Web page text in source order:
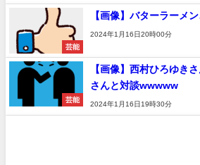
芸能
【画像】バターラーメ
2024年1月16日20時00分
芸能
【画像】西村ひろゆき
さんと対談wwwww
2024年1月16日19時30分